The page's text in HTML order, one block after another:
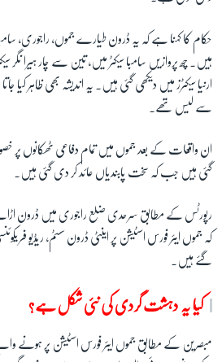
زبان
حکام کا کہنا ہے کہ یہ ڈرون طیارے جموں، راجوری،
ہیں۔ چھ پروازیں سامبا سیکٹر میں، تین سے چار ہیرا نگر
ارنیا سیکٹرز میں دیکھی گئی ہیں۔ یہ اندیشہ بھی ظاہر کیا
سے لیس تھے۔
ان واقعات کے بعد جموں میں تمام دفاعی ٹھکانوں پر
گئی ہیں جب کہ سخت پابندیاں عائد کر دی گئی ہیں۔
رپورٹس کے مطابق سرحدی ضلع راجوری میں ڈرون
کہ جموں ایئر فورس اسٹیشن پر اینٹی ڈرون سسٹم، ریڈیو
گئے ہیں۔
کیا یہ دہشت گردی کی نئی شکل ہے؟
مبصرین کے مطابق جموں ایئر فورس اسٹیشن پر ہونے